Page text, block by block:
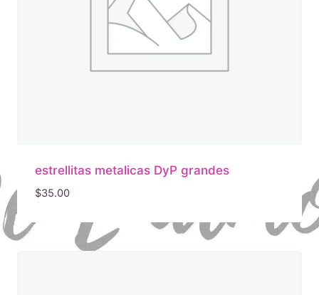
estrellitas metalicas DyP grandes
$35.00